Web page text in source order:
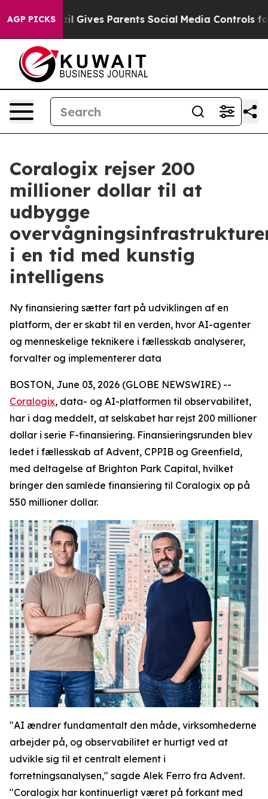
AGP PICKS
Brazil Gives Parents Social Media Controls for Their
Coralogix rejser 200
millioner dollar til at
udbygge
i en tid med kunstig
intelligens
Ny finansiering sætter fart på udviklingen af en
platform, der er skabt til en verden, hvor AI-agenter
og menneskelige teknikere i fællesskab analyserer,
forvalter og implementerer data
BOSTON, June 03, 2026 (GLOBE NEWSWIRE) --
Coralogix, data- og AI-platformen til observabilitet,
har i dag meddelt, at selskabet har rejst 200 millioner
dollar i serie F-finansiering. Finansieringsrunden blev
ledet i fællesskab af Advent, CPPIB og Greenfield,
med deltagelse af Brighton Park Capital, hvilket
bringer den samlede finansiering til Coralogix op på
550 millioner dollar.
"AI ændrer fundamentalt den måde, virksomhederne
arbejder på, og observabilitet er hurtigt ved at
udvikle sig til et centralt element i
forretningsanalysen," sagde Alek Ferro fra Advent.
"Coralogix har kontinuerligt været på forkant med